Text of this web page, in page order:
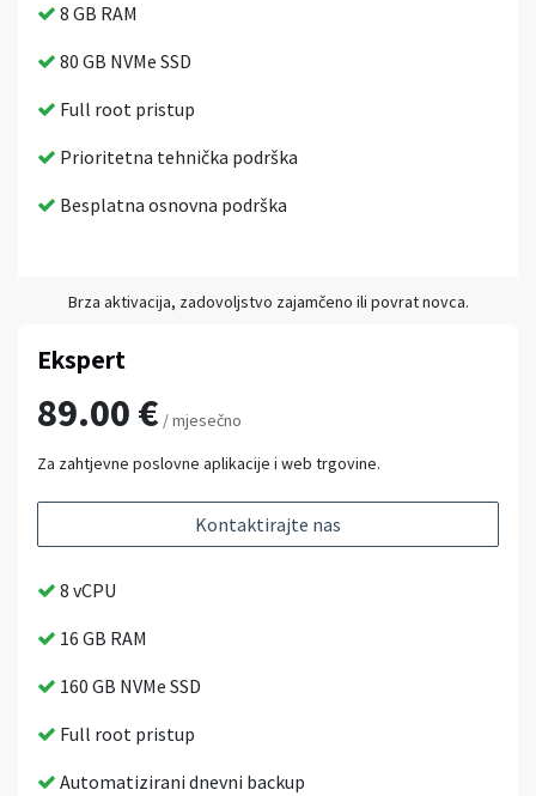
8 GB RAM
80 GB NVMe SSD
Full root pristup
Prioritetna tehnička podrška
Besplatna osnovna podrška
Brza aktivacija, zadovoljstvo zajamčeno ili povrat novca.
Ekspert
89.00 € / mjesečno
Za zahtjevne poslovne aplikacije i web trgovine.
Kontaktirajte nas
8 vCPU
16 GB RAM
160 GB NVMe SSD
Full root pristup
Automatizirani dnevni backup